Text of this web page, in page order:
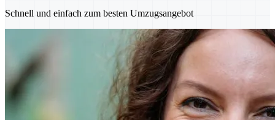
Schnell und einfach zum besten Umzugsangebot